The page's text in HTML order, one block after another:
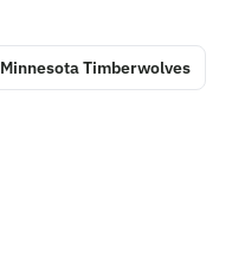
Minnesota Timberwolves